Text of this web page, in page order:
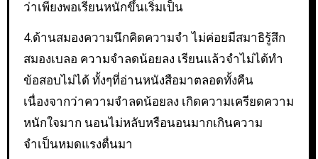
ว่าเพียงพอเรียนหนักขึ้นเริ่มเป็น
4.ด้านสมองความนึกคิดความจำ ไม่ค่อยมีสมาธิรู้สึก
สมองเบลอ ความจำลดน้อยลง เรียนแล้วจำไม่ได้ทำ
ข้อสอบไม่ได้ ทั้งๆที่อ่านหนังสือมาตลอดทั้งคืน
เนื่องจากว่าความจำลดน้อยลง เกิดความเครียดความ
หนักใจมาก นอนไม่หลับหรือนอนมากเกินความ
จำเป็นหมดแรงตื่นมา